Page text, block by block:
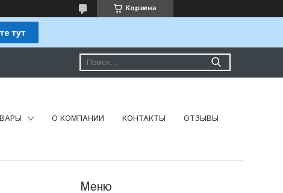
Корзина
О КОМПАНИИ КОНТАКТЫ ОТЗЫВЫ